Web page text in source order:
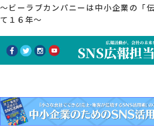
～ビーラブカンパニーは中小企業の「
て１６年～